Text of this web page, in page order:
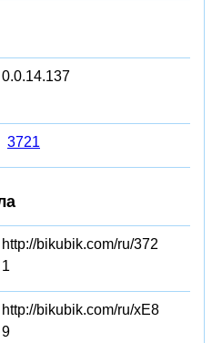
0.0.14.137
3721
http://bikubik.com/ru/372
1
http://bikubik.com/ru/xE8
9